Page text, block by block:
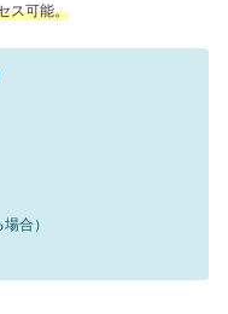
ス可能。
合）